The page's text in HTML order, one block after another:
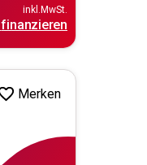
inkl.MwSt.
finanzieren
Merken